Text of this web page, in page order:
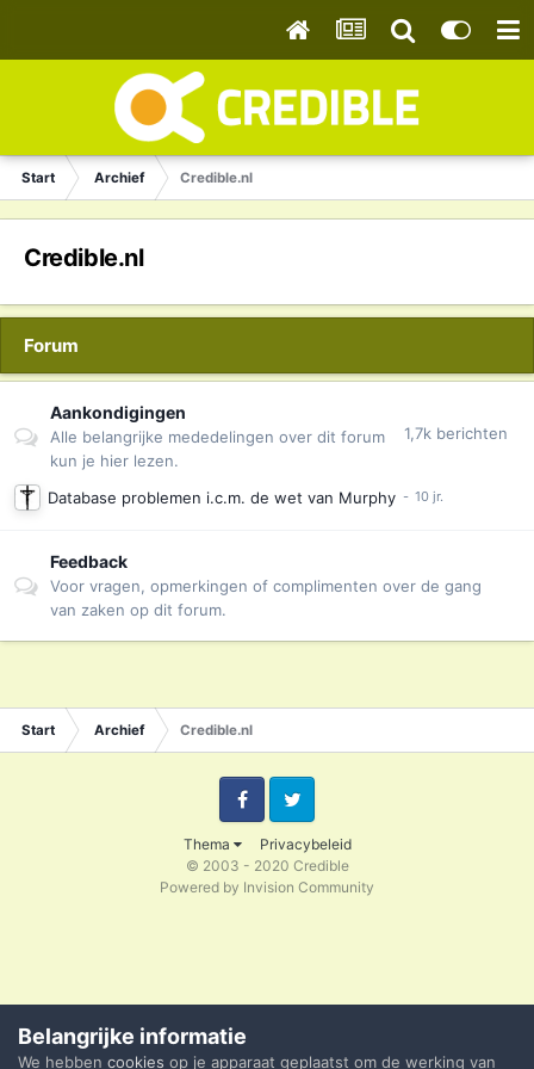
Start Archief Credible.nl
Credible.nl
Forum
Aankondigingen
Alle belangrijke mededelingen over dit forum
kun je hier lezen.
1,7k berichten
Database problemen i.c.m. de wet van Murphy
Feedback
Voor vragen, opmerkingen of complimenten over de gang
van zaken op dit forum.
Start Archief Credible.nl
Thema Privacybeleid
FacebookTwitter
© 2003 - 2020 Credible
Powered by Invision Community
Belangrijke informatie
We hebben cookies op je apparaat geplaatst om de werking van